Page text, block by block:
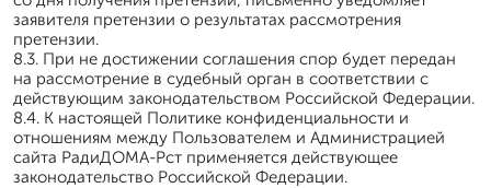
заявителя претензии о результатах рассмотрения
претензии.
8.3. При не достижении соглашения спор будет передан
на рассмотрение в судебный орган в соответствии с
действующим законодательством Российской Федерации.
8.4. К настоящей Политике конфиденциальности и
отношениям между Пользователем и Администрацией
сайта РадиДОМА-Рст применяется действующее
законодательство Российской Федерации.